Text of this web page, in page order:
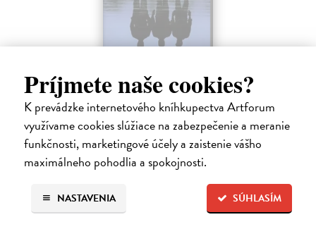
Príjmete naše cookies?
K prevádzke internetového kníhkupectva Artforum
využívame cookies slúžiace na zabezpečenie a meranie
funkčnosti, marketingové účely a zaistenie vášho
maximálneho pohodlia a spokojnosti.
SÚHLASÍM
NASTAVENIA
Tajemná řeka - DVD
Eastwood Clint
| Film
Film natočený podle stejnojmenného románu Dennise Lehaha
rozkrývá příběh tří přátel. Jako děti vyrůstali Jimmy Markum (Sean
Penn), Dave Boyle (Tim Robbins) a Sean Devine (Kevin Bacon)
Na sklade ?
3,87 €